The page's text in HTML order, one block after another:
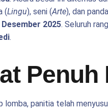
(Lingu), seni (Arte), dan
2025. Seluruh
.
Penuh
panitia telah